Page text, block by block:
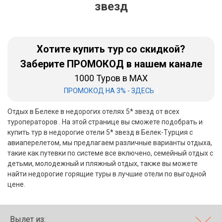
звезд
Хотите купить тур со скидкой?
Заберите ПРОМОКОД в нашем канале
1000 Туров в MAX
ПРОМОКОД НА 3% - ЗДЕСЬ
Отдых в Белеке в недорогих отелях 5* звезд от всех
туроператоров . На этой странице вы сможете подобрать и
купить тур в недорогие отели 5* звезд в Белек-Турция с
авиаперелетом, мы предлагаем различные варианты отдыха,
такие как путевки по системе все включено, семейный отдых с
детьми, молодежный и пляжный отдых, также вы можете
найти недорогие горящие туры в лучшие отели по выгодной
цене.
Вылет из:
Хайнань
Занзибар
Абхазия
Большой Сочи
Кав Мин Воды
VIP отели 5 звезд